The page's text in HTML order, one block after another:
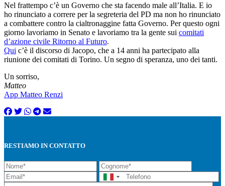
Nel frattempo c’è un Governo che sta facendo male all’Italia. E io
ho rinunciato a correre per la segreteria del PD ma non ho rinunciato
a combattere contro la cialtronaggine fatta Governo. Per questo ogni
giorno lavoriamo in Senato e lavoriamo tra la gente sui comitati
d’azione civile Ritorno al Futuro.
Qui c’è il discorso di Jacopo, che a 14 anni ha partecipato alla
riunione dei comitati di Torino. Un segno di speranza, uno dei tanti.
Un sorriso,
Matteo
App Matteo Renzi
RESTIAMO IN CONTATTO